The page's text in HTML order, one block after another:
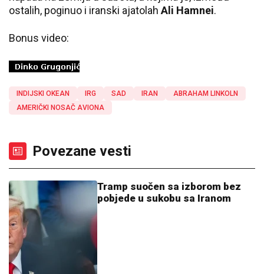
ostalih, poginuo i iranski ajatolah Ali Hamnei.
Bonus video:
INDIJSKI OKEAN IRG SAD IRAN
ABRAHAM LINKOLN
AMERIČKI NOSAČ AVIONA
Povezane vesti
Tramp suočen sa izborom bez
pobjede u sukobu sa Iranom